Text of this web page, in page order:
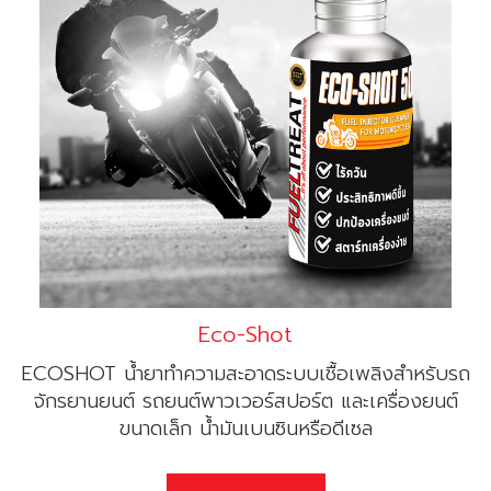
Eco-Shot
ECOSHOT น้ำยาทำความสะอาดระบบเชื้อเพลิงสำหรับรถ
จักรยานยนต์ รถยนต์พาวเวอร์สปอร์ต และเครื่องยนต์
ขนาดเล็ก น้ำมันเบนซินหรือดีเซล